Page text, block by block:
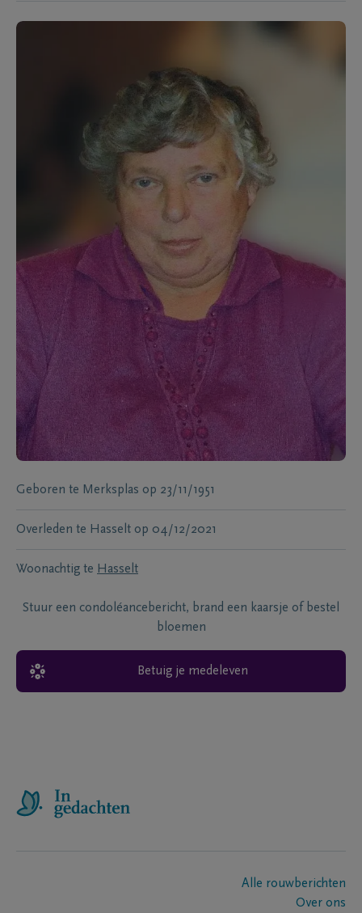
Geboren te Merksplas op 23/11/1951
Overleden te Hasselt op 04/12/2021
Woonachtig te Hasselt
Stuur een condoléancebericht, brand een kaarsje of bestel
bloemen
Betuig je medeleven
Alle rouwberichten
Over ons